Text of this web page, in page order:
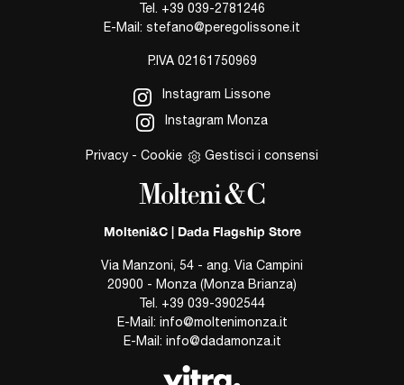
Tel. +39 039-2781246
E-Mail: stefano@peregolissone.it
P.IVA 02161750969
Instagram Lissone
Instagram Monza
Privacy - Cookie Gestisci i consensi
Molteni&C | Dada Flagship Store
Via Manzoni, 54 - ang. Via Campini
20900 - Monza (Monza Brianza)
Tel. +39 039-3902544
E-Mail: info@moltenimonza.it
E-Mail: info@dadamonza.it